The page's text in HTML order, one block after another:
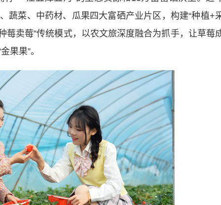
蔬菜、中药材、瓜果四大富硒产业片区，构建“种植+
莓卖莓”传统模式，以农文旅深度融合为抓手，让草莓
果果”。